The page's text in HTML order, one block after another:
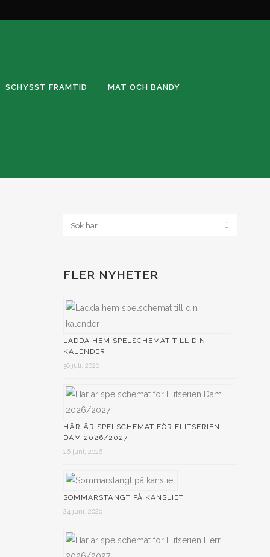
SCHYSST FRAMTID MAT OCH BANDY
FLER NYHETER
LADDA HEM SPELSCHEMAT TILL DIN
KALENDER
30 juli, 2026
HÄR ÄR SPELSCHEMAT FÖR ELITSERIEN
DAM 2026/2027
26 juni, 2026
SOMMARSTÄNGT PÅ KANSLIET
24 juni, 2026